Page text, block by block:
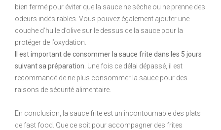
bien fermé pour éviter que la sauce ne sèche ou ne prenne des
odeurs indésirables. Vous pouvez également ajouter une
couche d’huile d’olive sur le dessus de la sauce pour la
protéger de l’oxydation.
Il est important de consommer la sauce frite dans les 5 jours
suivant sa préparation. Une fois ce délai dépassé, il est
recommandé de ne plus consommer la sauce pour des
raisons de sécurité alimentaire.
En conclusion, la sauce frite est un incontournable des plats
de fast food. Que ce soit pour accompagner des frites